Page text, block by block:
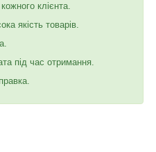
клієнта.
якість товарів.
під час отримання.